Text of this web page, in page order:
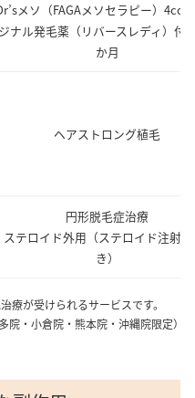
メソ（FAGAメソセラピー）4cc
ジナル発毛薬（リバースレディ）付
か月
ヘアストロング植毛
円形脱毛症治療
ステロイド外用（ステロイド注射1
き）
が受けられるサービスです。
院・小倉院・熊本院・沖縄院限定）